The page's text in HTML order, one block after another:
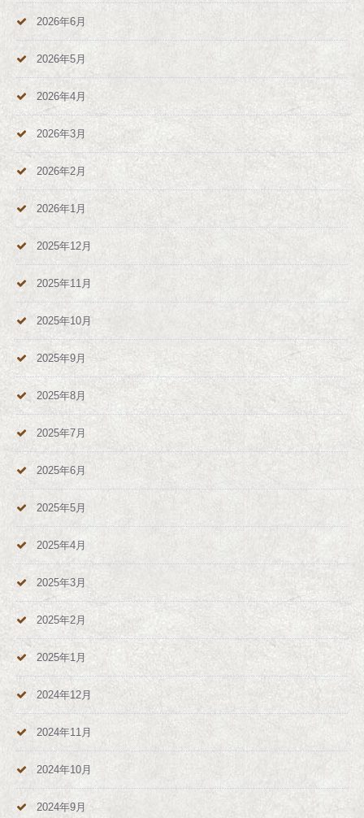
2026年6月
2026年5月
2026年4月
2026年3月
2026年2月
2026年1月
2025年12月
2025年11月
2025年10月
2025年9月
2025年8月
2025年7月
2025年6月
2025年5月
2025年4月
2025年3月
2025年2月
2025年1月
2024年12月
2024年11月
2024年10月
2024年9月